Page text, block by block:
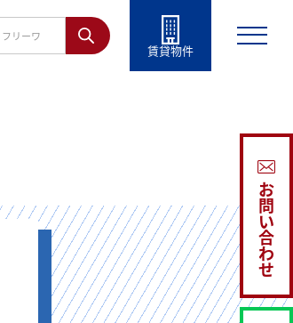
賃貸物件
お
問
い
合
わ
せ